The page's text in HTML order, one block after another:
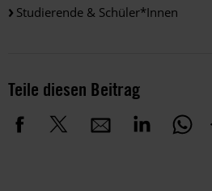
Studierende & Schüler*innen
Teile diesen Beitrag